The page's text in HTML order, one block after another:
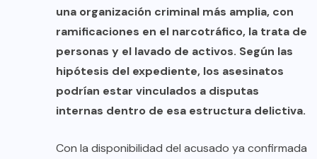
una organización criminal más amplia, con
ramificaciones en el narcotráfico, la trata de
personas y el lavado de activos. Según las
hipótesis del expediente, los asesinatos
podrían estar vinculados a disputas
internas dentro de esa estructura delictiva.
Con la disponibilidad del acusado ya confirmada